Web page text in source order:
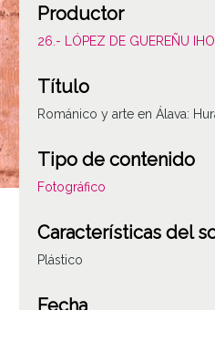
Productor
26.- LÓPEZ DE GUEREÑU
Título
Románico y arte en Álava:
Tipo de contenido
Fotográfico
Características del
Plástico
Fecha